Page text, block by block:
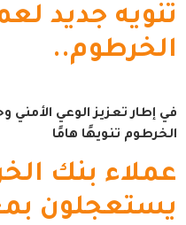
تنويه جديد
الخرطوم..
في إطار تعزيز الوعي الأمني
الخرطوم تنويهًا هامًا
عملاء بنك
يستعجلون